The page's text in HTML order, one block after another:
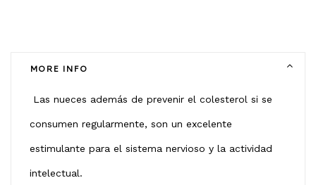
MORE INFO
Las nueces además de prevenir el colesterol si se
consumen regularmente, son un excelente
estimulante para el sistema nervioso y la actividad
intelectual.